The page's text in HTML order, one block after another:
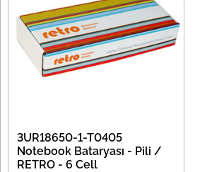
3UR18650-1-T0405
Notebook Bataryası - Pili /
RETRO - 6 Cell